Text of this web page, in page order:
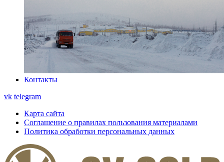
Контакты
vk telegram
Карта сайта
Соглашение о правилах пользования материалами
Политика обработки персональных данных